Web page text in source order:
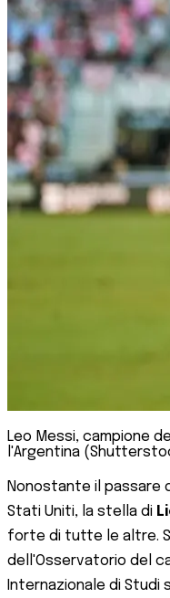
Leo Messi, campione
l'Argentina
Nonostante il passare
Stati Uniti, la stella di
forte di tutte le altre.
dell'Osservatorio del
Internazionale di Studi